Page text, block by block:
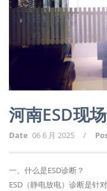
河南ESD现
Date 06 6 月 2025 /
一、什么是ESD诊断？
ESD（静电放电）诊断是针